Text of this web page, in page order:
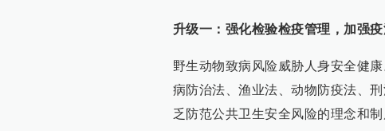
升级一：强化检验检疫管理，加强
野生动物致病风险威胁人身安全健
病防治法、渔业法、动物防疫法、
乏防范公共卫生安全风险的理念和